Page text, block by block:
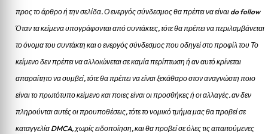
προς το άρθρο ή την σελίδα.Ο ενεργός σύνδεσμος θα πρέπει να είναι do follow
Όταν τα κείμενα υπογράφονται από συντάκτες, τότε θα πρέπει να περιλαμβάνεται
το όνομα του συντάκτη και ο ενεργός σύνδεσμος που οδηγεί στο προφίλ του Το
κείμενο δεν πρέπει να αλλοιώνεται σε καμία περίπτωση ή αν αυτό κρίνεται
απαραίτητο να συμβεί, τότε θα πρέπει να είναι ξεκάθαρο στον αναγνώστη ποιο
είναι το πρωτότυπο κείμενο και ποιες είναι οι προσθήκες ή οι αλλαγές. αν δεν
πληρούνται αυτές οι προυποθέσεις, τότε το νομικό τμήμα μας θα προβεί σε
καταγγελία DMCA, χωρίς ειδοποίηση, και θα προβεί σε όλες τις απαιτούμενες